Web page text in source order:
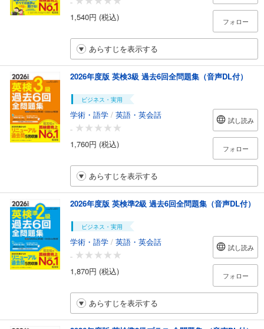
1,540円 (税込)
フォロー
あらすじを表示する
2026年度版 英検3級 過去6回全問題集（音声DL付）
ビジネス・実用
学術・語学 / 英語・英会話
-
1,760円 (税込)
試し読み
フォロー
あらすじを表示する
2026年度版 英検準2級 過去6回全問題集（音声DL付）
ビジネス・実用
学術・語学 / 英語・英会話
-
1,870円 (税込)
試し読み
フォロー
あらすじを表示する